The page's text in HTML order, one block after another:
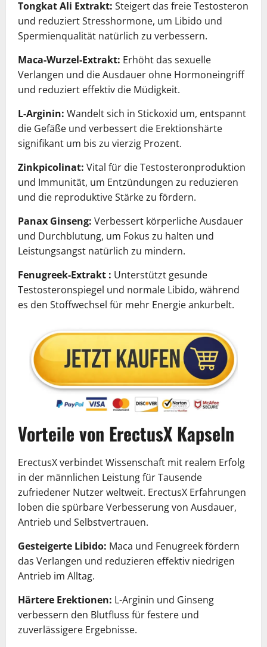
Tongkat Ali Extrakt: Steigert das freie Testosteron
und reduziert Stresshormone, um Libido und
Spermienqualität natürlich zu verbessern.
Maca-Wurzel-Extrakt: Erhöht das sexuelle
Verlangen und die Ausdauer ohne Hormoneingriff
und reduziert effektiv die Müdigkeit.
L-Arginin: Wandelt sich in Stickoxid um, entspannt
die Gefäße und verbessert die Erektionshärte
signifikant um bis zu vierzig Prozent.
Zinkpicolinat: Vital für die Testosteronproduktion
und Immunität, um Entzündungen zu reduzieren
und die reproduktive Stärke zu fördern.
Panax Ginseng: Verbessert körperliche Ausdauer
und Durchblutung, um Fokus zu halten und
Leistungsangst natürlich zu mindern.
Fenugreek-Extrakt : Unterstützt gesunde
Testosteronspiegel und normale Libido, während
es den Stoffwechsel für mehr Energie ankurbelt.
Vorteile von ErectusX Kapseln
ErectusX verbindet Wissenschaft mit realem Erfolg
in der männlichen Leistung für Tausende
zufriedener Nutzer weltweit. ErectusX Erfahrungen
loben die spürbare Verbesserung von Ausdauer,
Antrieb und Selbstvertrauen.
Gesteigerte Libido: Maca und Fenugreek fördern
das Verlangen und reduzieren effektiv niedrigen
Antrieb im Alltag.
Härtere Erektionen: L-Arginin und Ginseng
verbessern den Blutfluss für festere und
zuverlässigere Ergebnisse.